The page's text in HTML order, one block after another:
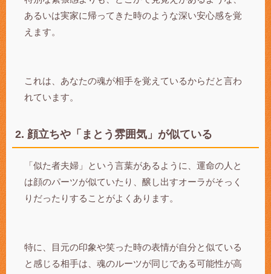
あるいは実家に帰ってきた時のような深い安心感を覚
えます。
これは、あなたの魂が相手を覚えているからだと言わ
れています。
2. 顔立ちや「まとう雰囲気」が似ている
「似た者夫婦」という言葉があるように、運命の人と
は顔のパーツが似ていたり、醸し出すオーラがそっく
りだったりすることがよくあります。
特に、目元の印象や笑った時の表情が自分と似ている
と感じる相手は、魂のルーツが同じである可能性が高